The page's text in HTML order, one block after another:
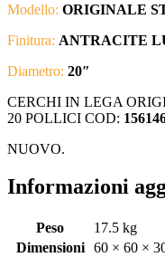
Modello: ORIGINALE
Finitura: ANTRACITE
Diametro: 20″
CERCHI IN LEGA
20 POLLICI COD:
NUOVO.
Informazioni
Peso
17.5 kg
Dimensioni
60 × 60 ×